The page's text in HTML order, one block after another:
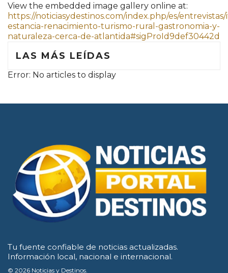
View the embedded image gallery online at:
https://noticiasydestinos.com/index.php/es/entrevistas/
estancia-renacimiento-turismo-rural-gastronomia-y-
naturaleza-cerca-de-atlantida#sigProId9def30442d
LAS MÁS LEÍDAS
Error: No articles to display
Tu fuente confiable de noticias actualizadas.
Información local, nacional e internacional.
© 2026 Noticias y Destinos.